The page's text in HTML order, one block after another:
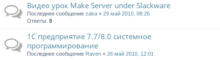
Видео урок Make Server under Slackware
Последнее сообщение zaka « 29 май 2010, 08:26
Ответы: 8
1С предприятие 7.7/8.0 системное
программирование
Последнее сообщение Raven « 26 май 2010, 12:01